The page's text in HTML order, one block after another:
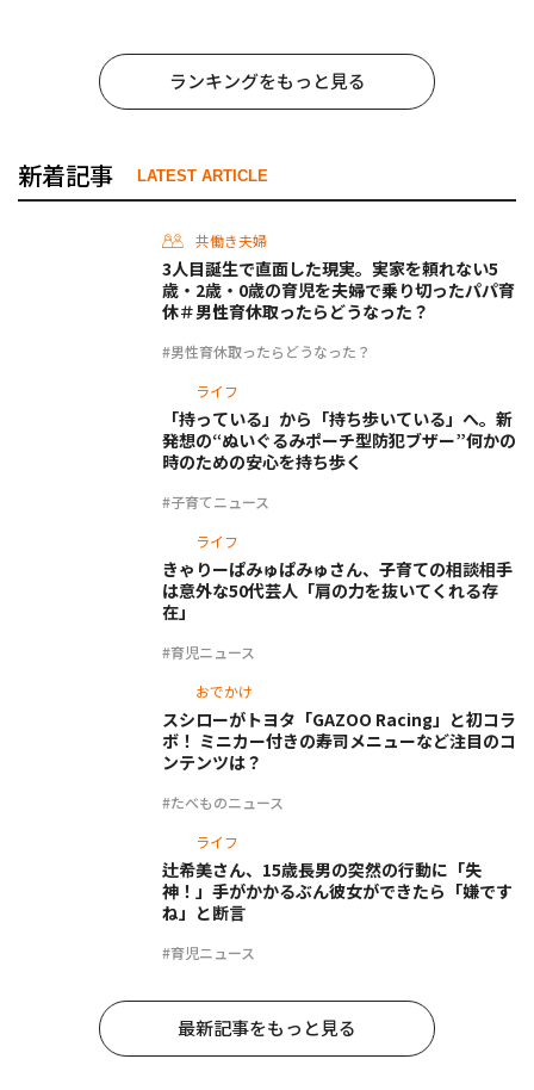
ランキングをもっと見る
新着記事 LATEST ARTICLE
共働き夫婦
#男性育休取ったらどうなった？
3人目誕生で直面した現実。実家を頼れない5
歳・2歳・0歳の育児を夫婦で乗り切ったパパ育
休＃男性育休取ったらどうなった？
ライフ
#子育てニュース
「持っている」から「持ち歩いている」へ。新
発想の“ぬいぐるみポーチ型防犯ブザー”何かの
時のための安心を持ち歩く
ライフ
#育児ニュース
きゃりーぱみゅぱみゅさん、子育ての相談相手
は意外な50代芸人「肩の力を抜いてくれる存
在」
おでかけ
#たべものニュース
スシローがトヨタ「GAZOO Racing」と初コラ
ボ！ ミニカー付きの寿司メニューなど注目のコ
ンテンツは？
ライフ
#育児ニュース
辻希美さん、15歳長男の突然の行動に「失
神！」手がかかるぶん彼女ができたら「嫌です
ね」と断言
最新記事をもっと見る